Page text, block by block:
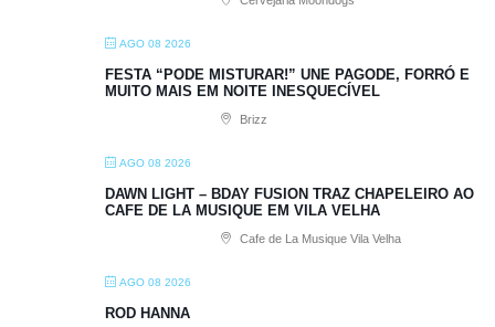
AGO 08 2026
FESTA “PODE MISTURAR!” UNE PAGODE, FORRÓ E
MUITO MAIS EM NOITE INESQUECÍVEL
Brizz
AGO 08 2026
DAWN LIGHT – BDAY FUSION TRAZ CHAPELEIRO AO
CAFE DE LA MUSIQUE EM VILA VELHA
Cafe de La Musique Vila Velha
AGO 08 2026
ROD HANNA